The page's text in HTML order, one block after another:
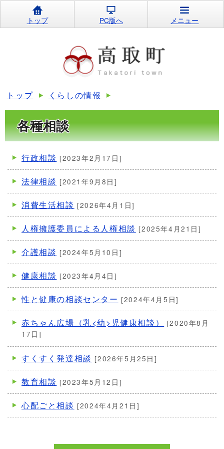
トップ PC版へ メニュー
トップ くらしの情報
各種相談
行政相談 [2023年2月17日]
法律相談 [2021年9月8日]
消費生活相談 [2026年4月1日]
人権擁護委員による人権相談 [2025年4月21日]
介護相談 [2024年5月10日]
健康相談 [2023年4月4日]
性と健康の相談センター [2024年4月5日]
赤ちゃん広場（乳<幼>児健康相談） [2020年8月
17日]
すくすく発達相談 [2026年5月25日]
教育相談 [2023年5月12日]
心配ごと相談 [2024年4月21日]